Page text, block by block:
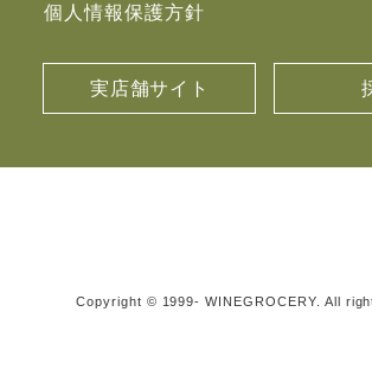
個人情報保護方針
実店舗サイト
Copyright © 1999- WINEGROCERY. All